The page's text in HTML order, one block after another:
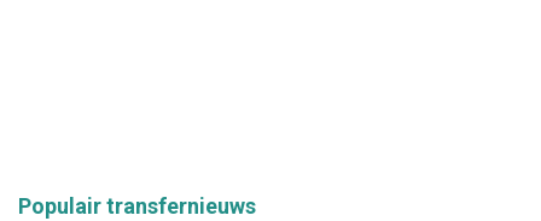
Populair transfernieuws